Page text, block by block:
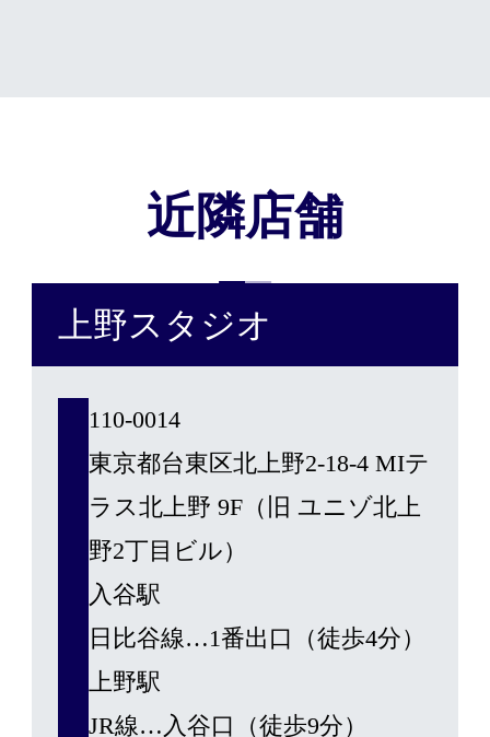
近隣店舗
上野スタジオ
110-0014
東京都台東区北上野2-18-4 MIテ
ラス北上野 9F（旧 ユニゾ北上
野2丁目ビル）
入谷駅
日比谷線…1番出口（徒歩4分）
上野駅
JR線…入谷口（徒歩9分）